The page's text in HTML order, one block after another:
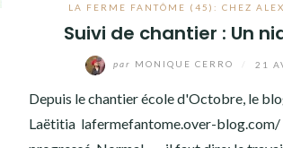
LA FERME FANTÔME (45): CHEZ
Suivi de chantier : Un
par MONIQUE CERRO 21
Depuis le chantier école d'Octobre, le
Laëtitia lafermefantome.over-blog.com/